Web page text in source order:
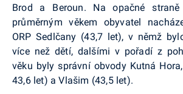
Brod a Beroun. Na opačné
průměrným věkem obyvatel
ORP Sedlčany (43,7 let), v němž
více než dětí, dalšími v pořadí z
věku byly správní obvody Kutná
43,6 let) a Vlašim (43,5 let).